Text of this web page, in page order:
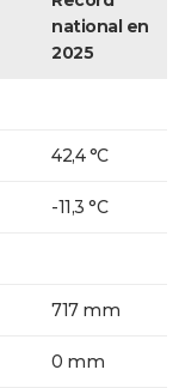
national en
2025
42,4 °C
-11,3 °C
717 mm
0 mm